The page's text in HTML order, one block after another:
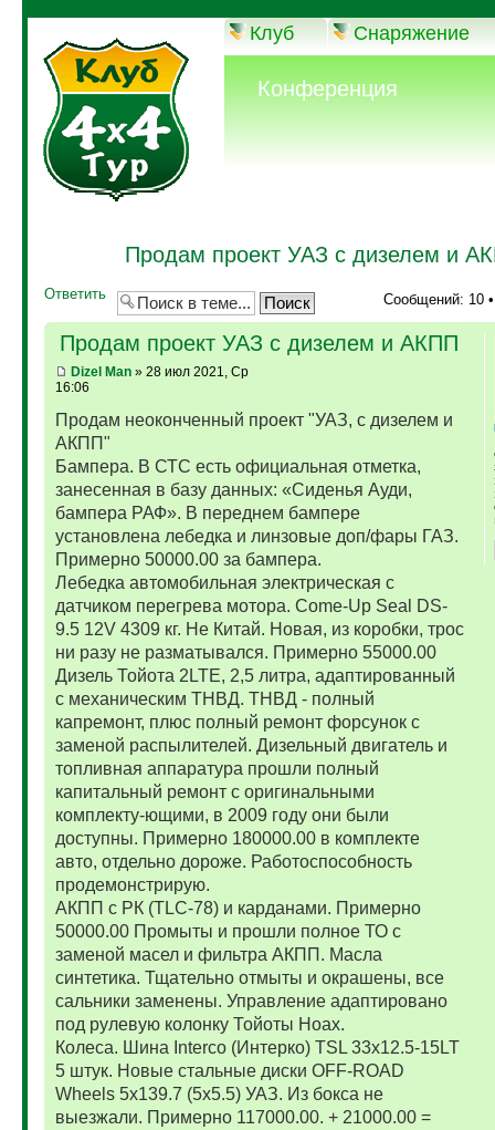
Клуб Снаряжение
Конференция
Продам проект УАЗ с дизелем и
Ответить Сообщений: 10
Продам проект УАЗ с дизелем и АКПП
Dizel Man» 28 июл 2021, Ср
16:06
Продам неоконченный проект "УАЗ, с дизелем и
АКПП"
Бампера. В СТС есть официальная отметка,
занесенная в базу данных: «Сиденья Ауди,
бампера РАФ». В переднем бампере
установлена лебедка и линзовые доп/фары ГАЗ.
Примерно 50000.00 за бампера.
Лебедка автомобильная электрическая с
датчиком перегрева мотора. Come-Up Seal DS-
9.5 12V 4309 кг. Не Китай. Новая, из коробки, трос
ни разу не разматывался. Примерно 55000.00
Дизель Тойота 2LTE, 2,5 литра, адаптированный
с механическим ТНВД. ТНВД - полный
капремонт, плюс полный ремонт форсунок с
заменой распылителей. Дизельный двигатель и
топливная аппаратура прошли полный
капитальный ремонт с оригинальными
комплекту-ющими, в 2009 году они были
доступны. Примерно 180000.00 в комплекте
авто, отдельно дороже. Работоспособность
продемонстрирую.
АКПП с РК (TLC-78) и карданами. Примерно
50000.00 Промыты и прошли полное ТО с
заменой масел и фильтра АКПП. Масла
синтетика. Тщательно отмыты и окрашены, все
сальники заменены. Управление адаптировано
под рулевую колонку Тойоты Ноах.
Колеса. Шина Interco (Интерко) TSL 33x12.5-15LT
5 штук. Новые стальные диски OFF-ROAD
Wheels 5x139.7 (5x5.5) УАЗ. Из бокса не
выезжали. Примерно 117000.00. + 21000.00 =